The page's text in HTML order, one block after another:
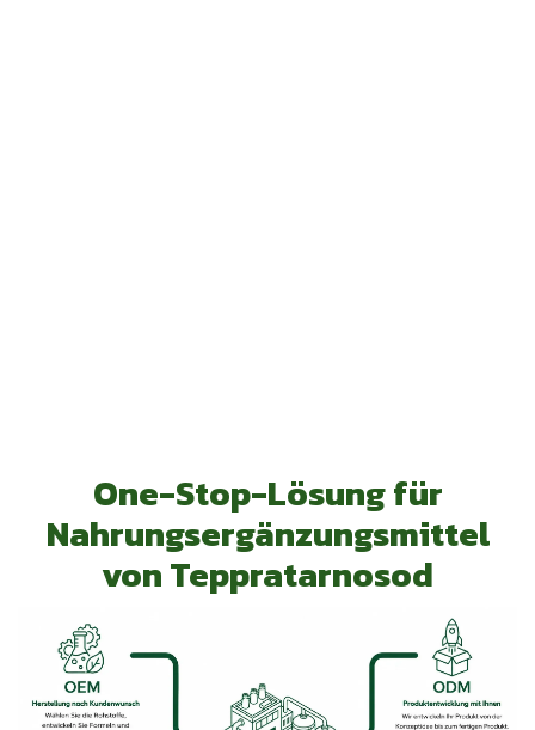
One-Stop-Lösung für
Nahrungsergänzungsmittel
von Teppratarnosod